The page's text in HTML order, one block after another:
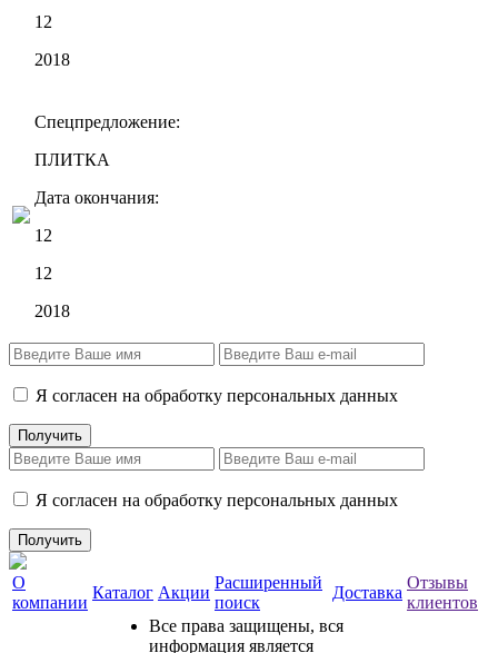
12
2018
Спецпредложение:
ПЛИТКА
Дата окончания:
12
12
2018
Я согласен на обработку персональных данных
Я согласен на обработку персональных данных
О
компании
Каталог Акции
Расширенный
поиск
Доставка
Отзывы
клиентов
Все права защищены, вся
информация является